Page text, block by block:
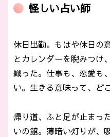
怪しい占い師
休日出勤。もはや休日の
とカレンダーを睨みつけ
織った。仕事も、恋愛も
い。生きる意味って、ど
帰り道、ふと足が止まっ
いの館。薄暗い灯りが、